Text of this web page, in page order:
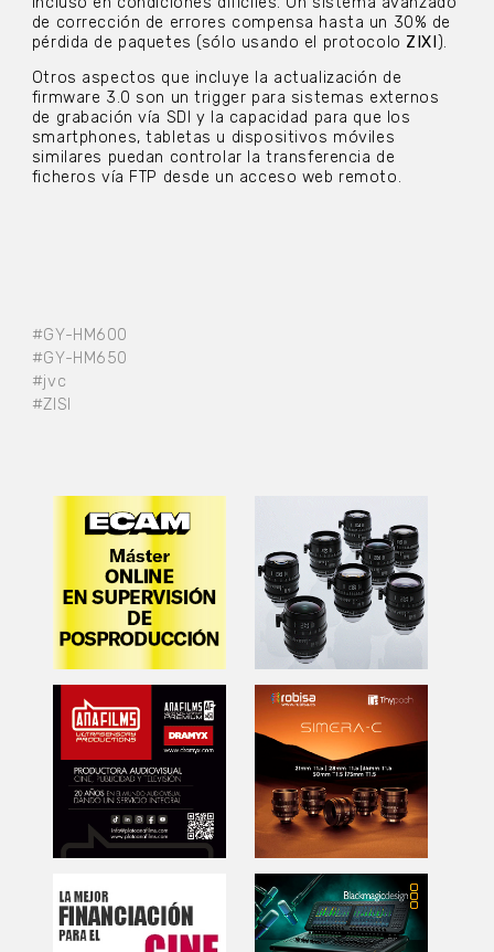
#GY-HM600
#GY-HM650
#jvc
#ZISI
de corrección de errores compensa hasta un 30% de
pérdida de paquetes (sólo usando el protocolo ZIXI ).
Otros aspectos que incluye la actualización de
firmware 3.0 son un trigger para sistemas externos
de grabación vía SDI y la capacidad para que los
smartphones, tabletas u dispositivos móviles
similares puedan controlar la transferencia de
ficheros vía FTP desde un acceso web remoto.